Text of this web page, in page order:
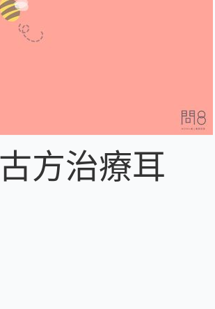
方治療耳